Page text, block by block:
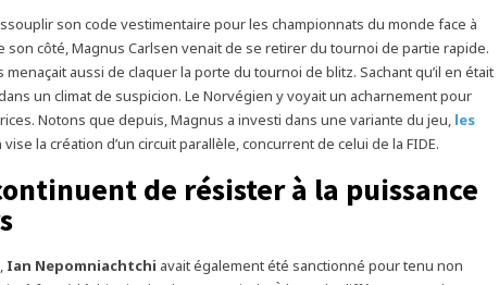
son code vestimentaire pour les championnats du monde face à
son côté, Magnus Carlsen venait de se retirer du tournoi de partie rapide.
menaçait aussi de claquer la porte du tournoi de blitz. Sachant qu’il en était
un climat de suspicion. Le Norvégien y voyait un acharnement pour
Notons que depuis, Magnus a investi dans une variante du jeu, les
la création d’un circuit parallèle, concurrent de celui de la FIDE.
de résister à la puissance
Ian Nepomniachtchi avait également été sanctionné pour tenu non